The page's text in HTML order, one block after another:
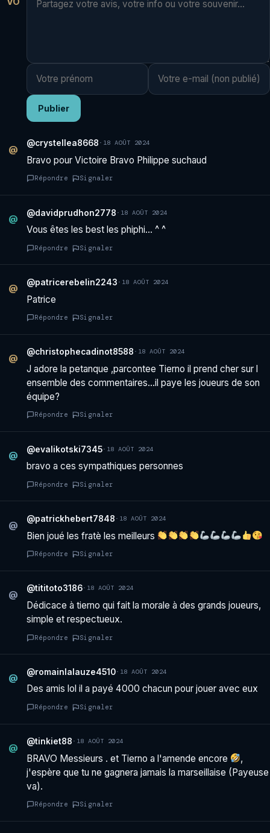
Publier
@
@crystellea8668 · 18 AOÛT 2024
Bravo pour Victoire Bravo Philippe suchaud
Répondre Signaler
@
@davidprudhon2778 · 18 AOÛT 2024
Vous êtes les best les phiphi… ^ ^
Répondre Signaler
@
@patricerebelin2243 · 18 AOÛT 2024
Patrice
Répondre Signaler
@
@christophecadinot8588 · 18 AOÛT 2024
J adore la petanque ,parcontee Tierno il prend cher sur l
ensemble des commentaires…il paye les joueurs de son
équipe?
Répondre Signaler
@
@evalikotski7345· 18 AOÛT 2024
bravo a ces sympathiques personnes
Répondre Signaler
@
@patrickhebert7848 · 18 AOÛT 2024
Bien joué les fratè les meilleurs
Répondre Signaler
@
@tititoto3186· 18 AOÛT 2024
Dédicace à tierno qui fait la morale à des grands joueurs,
simple et respectueux.
Répondre Signaler
@
@romainlalauze4510· 18 AOÛT 2024
Des amis lol il a payé 4000 chacun pour jouer avec eux
Répondre Signaler
@
@tinkiet88 · 18 AOÛT 2024
BRAVO Messieurs . et Tierno a l'amende encore
,
j'espère que tu ne gagnera jamais la marseillaise (Payeuse
va).
Répondre Signaler